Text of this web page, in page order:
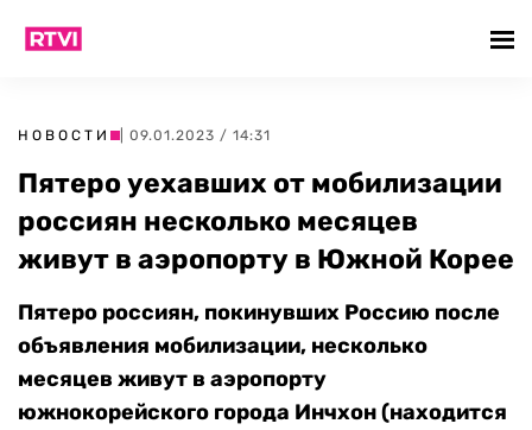
НОВОСТИ | 09.01.2023 / 14:31
Пятеро уехавших от мобилизации
россиян несколько месяцев
живут в аэропорту в Южной Корее
Пятеро россиян, покинувших Россию после
объявления мобилизации, несколько
месяцев живут в аэропорту
южнокорейского города Инчхон (находится